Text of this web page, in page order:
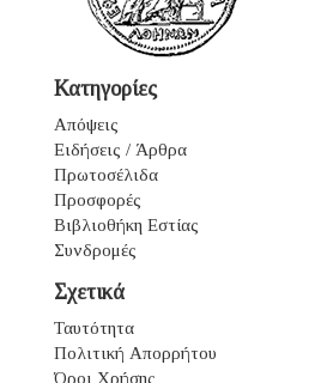
Κατηγορίες
Απόψεις
Ειδήσεις / Άρθρα
Πρωτοσέλιδα
Προσφορές
Βιβλιοθήκη Εστίας
Συνδρομές
Σχετικά
Ταυτότητα
Πολιτική Απορρήτου
Όροι Χρήσης